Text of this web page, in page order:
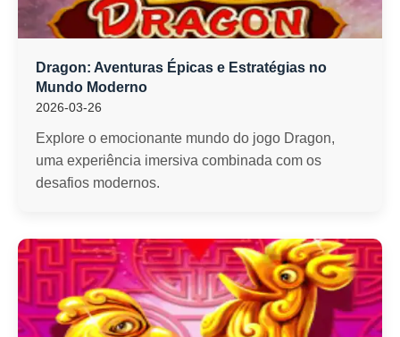
Dragon: Aventuras Épicas e Estratégias no
Mundo Moderno
2026-03-26
Explore o emocionante mundo do jogo Dragon,
uma experiência imersiva combinada com os
desafios modernos.